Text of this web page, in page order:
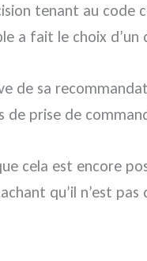
tenant au code
a fait le choix
de sa
prise de
cela est encore
qu’il n’est